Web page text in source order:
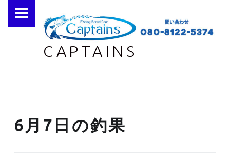
CAPTAINS
6月7日の釣果